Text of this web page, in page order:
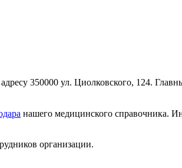
350000 ул. Циолковского, 124.
нашего медицинского справочника.
организации.